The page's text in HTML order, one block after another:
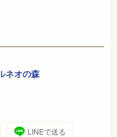
ネオの森
LINEで送る